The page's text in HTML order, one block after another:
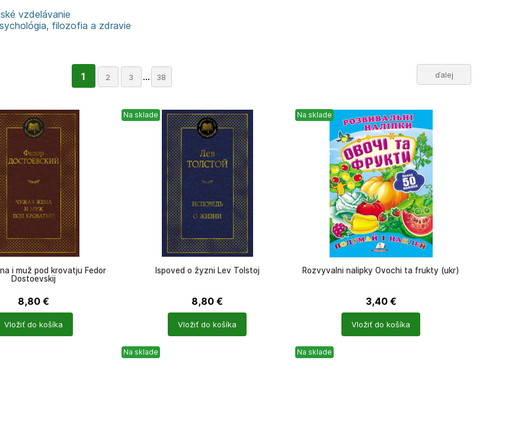
vzdelávanie
filozofia a zdravie
1 2 3 ... 38 ďalej
i muž pod krovatju Fedor
Dostoevskij
8,80 €
Vložiť do košíka
Na sklade
Ispoved o žyzni Lev Tolstoj
8,80 €
Vložiť do košíka
Na sklade
Rozvyvalni nalipky Ovochi ta frukty (ukr)
3,40 €
Vložiť do košíka
Na sklade Na sklade